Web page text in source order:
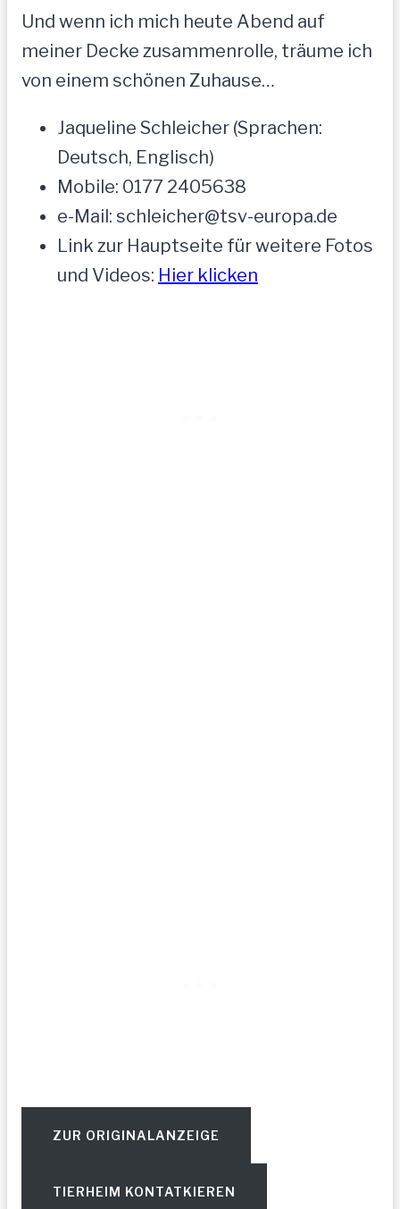
Und wenn ich mich heute Abend auf
meiner Decke zusammenrolle, träume ich
von einem schönen Zuhause…
Jaqueline Schleicher (Sprachen:
Deutsch, Englisch)
Mobile: 0177 2405638
e-Mail: schleicher@tsv-europa.de
Link zur Hauptseite für weitere Fotos
und Videos: Hier klicken
ZUR ORIGINALANZEIGE
TIERHEIM KONTATKIEREN